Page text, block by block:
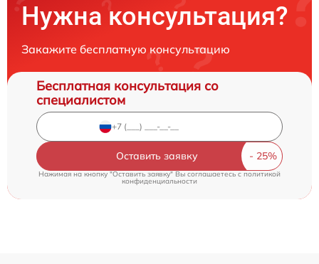
Нужна консультация?
Закажите бесплатную консультацию
Бесплатная консультация со
специалистом
Оставить заявку
Нажимая на кнопку "Оставить заявку" Вы соглашаетесь cполитикой
конфиденциальности